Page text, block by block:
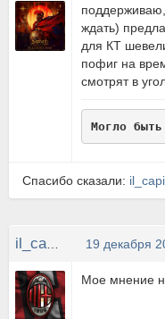
ждать)
для КТ
пофиг на
смотрят в
Могло
Спасибо сказали:
19 декабря
Мое мнение